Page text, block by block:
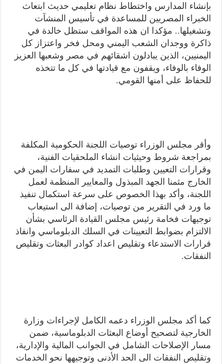
بإنشاء المدارس واختطاط نظام تعليمي حديث ابتعاث
الخبراء المصريين للمساعدة في تأسيس المنشآت
وتشغيلها.. مؤكدا ان هذه المواقف ستظل خالدة في
ذاكرة ووجدان الشعب اليمني ومحل فخر واعتزاز كل
اليمنيين، الذين يبادلون اشقائهم في مصر وشعبها العزيز
الوفاء بالوفاء، ويقفون مع قيادتها في كل ما تتخذه
للحفاظ على أمنها القومي.
وأقر مجلس الوزراء توصيات اللجنة الحكومية المكلفة
بمراجعة شروط وحيثيات انشاء الملحقيات الفنية،
وقرارات التعيين وطلبات التمديد في سفارات اليمن في
الخارج مثمنا الجهد المبذول والمعايير المنظمة لعمل
اللجنة، وأكد بهذا الخصوص على سرعة استكمال تنفيذ
ما ورد في التقرير من توصيات، إضافة الى استيعاب
توجيهات فخامة رئيس مجلس القيادة الرئاسي بشأن
الالتزام بضوابط التعيينات في السلك الدبلوماسي وانفاذ
قرارات الاستدعاء وتقليص اعداد كوادر البعثات وتقليص
النفقات.
كما أكد مجلس الوزراء دعمه الكامل لإجراءات وزارة
الخارجية لتصحيح أوضاع البعثات الدبلوماسية، ضمن
مسار الإصلاحات الشامل في الجوانب المالية والإدارية،
وتقليص النفقات الى الحد الأدنى وتوجيهها نحو الخدمات